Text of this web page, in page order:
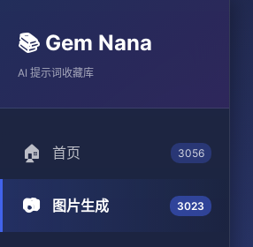
📚 Gem Nana
AI 提示词收藏库
🏠 首页 3056
📷 图片生成 3023